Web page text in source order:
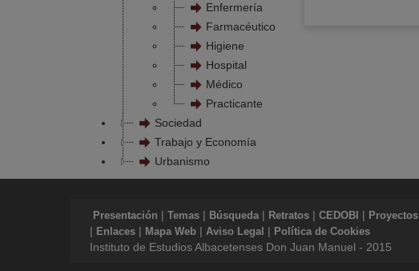
Enfermería
Farmacéutico
Higiene
Hospital
Médico
Practicante
Sociedad
Trabajo y Economía
Urbanismo
Presentación | Temas | Búsqueda | Retratos | CEDOBI | Proyectos
| Enlaces | Mapa Web | Aviso Legal | Política de Cookies
Instituto de Estudios Albacetenses Don Juan Manuel - 2015